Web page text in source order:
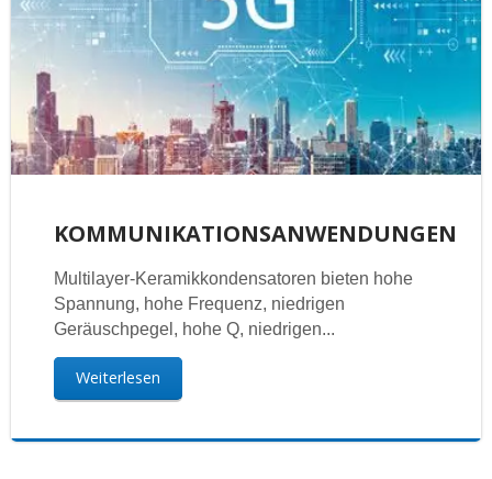
KOMMUNIKATIONSANWENDUNGEN
Multilayer-Keramikkondensatoren bieten hohe
Spannung, hohe Frequenz, niedrigen
Geräuschpegel, hohe Q, niedrigen...
Weiterlesen